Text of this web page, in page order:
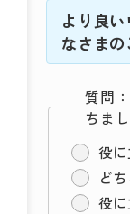
より良
なさま
質問
ちま
役
ど
役